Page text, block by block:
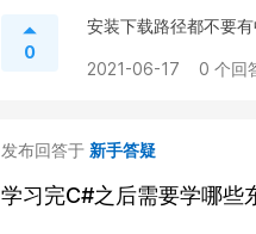
0
安装下载路径都不要
2021-06-17 0 个回
发布回答于 新手答疑
学习完C#之后需要学哪些